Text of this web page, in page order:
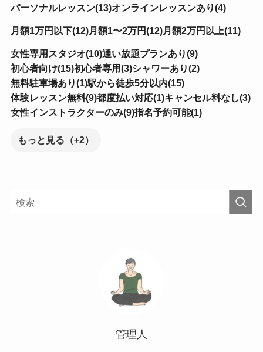
パーソナルレッスン(13)オンラインレッスンあり(4)
月額1万円以下(12)月額1〜2万円(12)月額2万円以上(11)
女性専用スタジオ(10)通い放題プランあり(9)
初心者向け(15)初心者専用(3)シャワーあり(2)
無料駐車場あり(1)駅から徒歩5分以内(15)
体験レッスン無料(9)都度払い対応(1)キャンセル料なし(3)
女性インストラクターのみ(9)指名予約可能(1)
もっと見る（+2）
管理人